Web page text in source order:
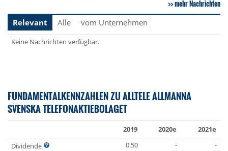
mehr Nachrichten
Relevant
Alle vom Unternehmen
Keine Nachrichten verfügbar.
FUNDAMENTALKENNZAHLEN ZU ALLTELE ALLMANNA
SVENSKA TELEFONAKTIEBOLAGET
2019 2020e
2021e
Dividende
0.50 -
-